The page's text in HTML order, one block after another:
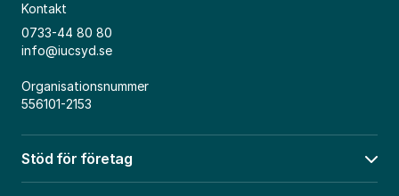
Kontakt
0733-44 80 80
info@iucsyd.se
Organisationsnummer
556101-2153
Stöd för företag